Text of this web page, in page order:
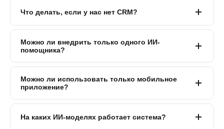
Что делать, если у нас нет CRM?
Можно ли внедрить только одного ИИ-
помощника?
Можно ли использовать только мобильное
приложение?
На каких ИИ-моделях работает система?